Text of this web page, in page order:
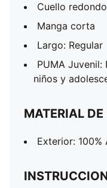
Cuello redondo
Manga corta
Largo: Regular
PUMA
niños y
MATERIAL
Exterior: 100%